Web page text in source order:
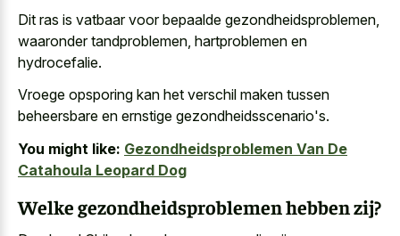
Dit ras is vatbaar voor bepaalde gezondheidsproblemen,
waaronder tandproblemen, hartproblemen en
hydrocefalie.
Vroege opsporing kan het verschil maken tussen
beheersbare en ernstige gezondheidsscenario's.
You might like: Gezondheidsproblemen Van De
Catahoula Leopard Dog
Welke gezondheidsproblemen hebben zij?